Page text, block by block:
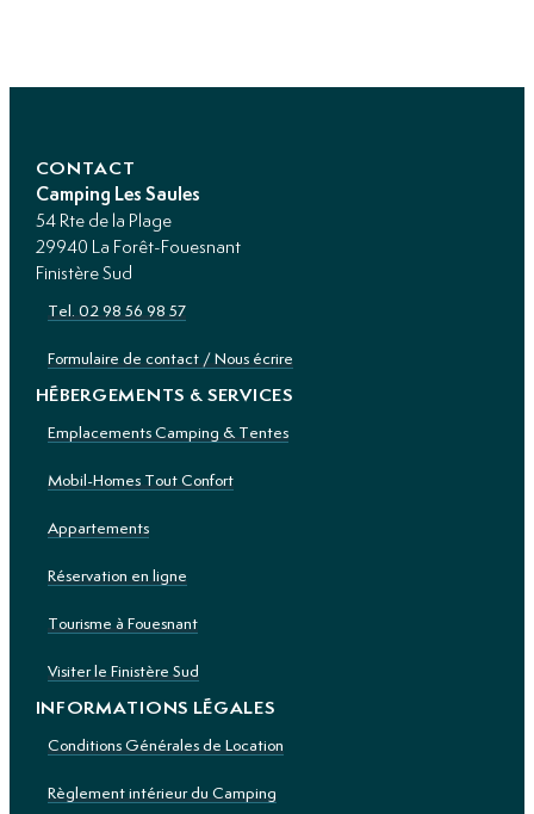
CONTACT
Camping Les Saules
54 Rte de la Plage
29940 La Forêt-Fouesnant
Finistère Sud
Tel. 02 98 56 98 57
Formulaire de contact / Nous écrire
HÉBERGEMENTS & SERVICES
Emplacements Camping & Tentes
Mobil-Homes Tout Confort
Appartements
Réservation en ligne
Tourisme à Fouesnant
Visiter le Finistère Sud
INFORMATIONS LÉGALES
Conditions Générales de Location
Règlement intérieur du Camping